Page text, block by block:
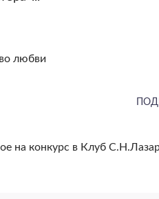
на конкурс в Клуб